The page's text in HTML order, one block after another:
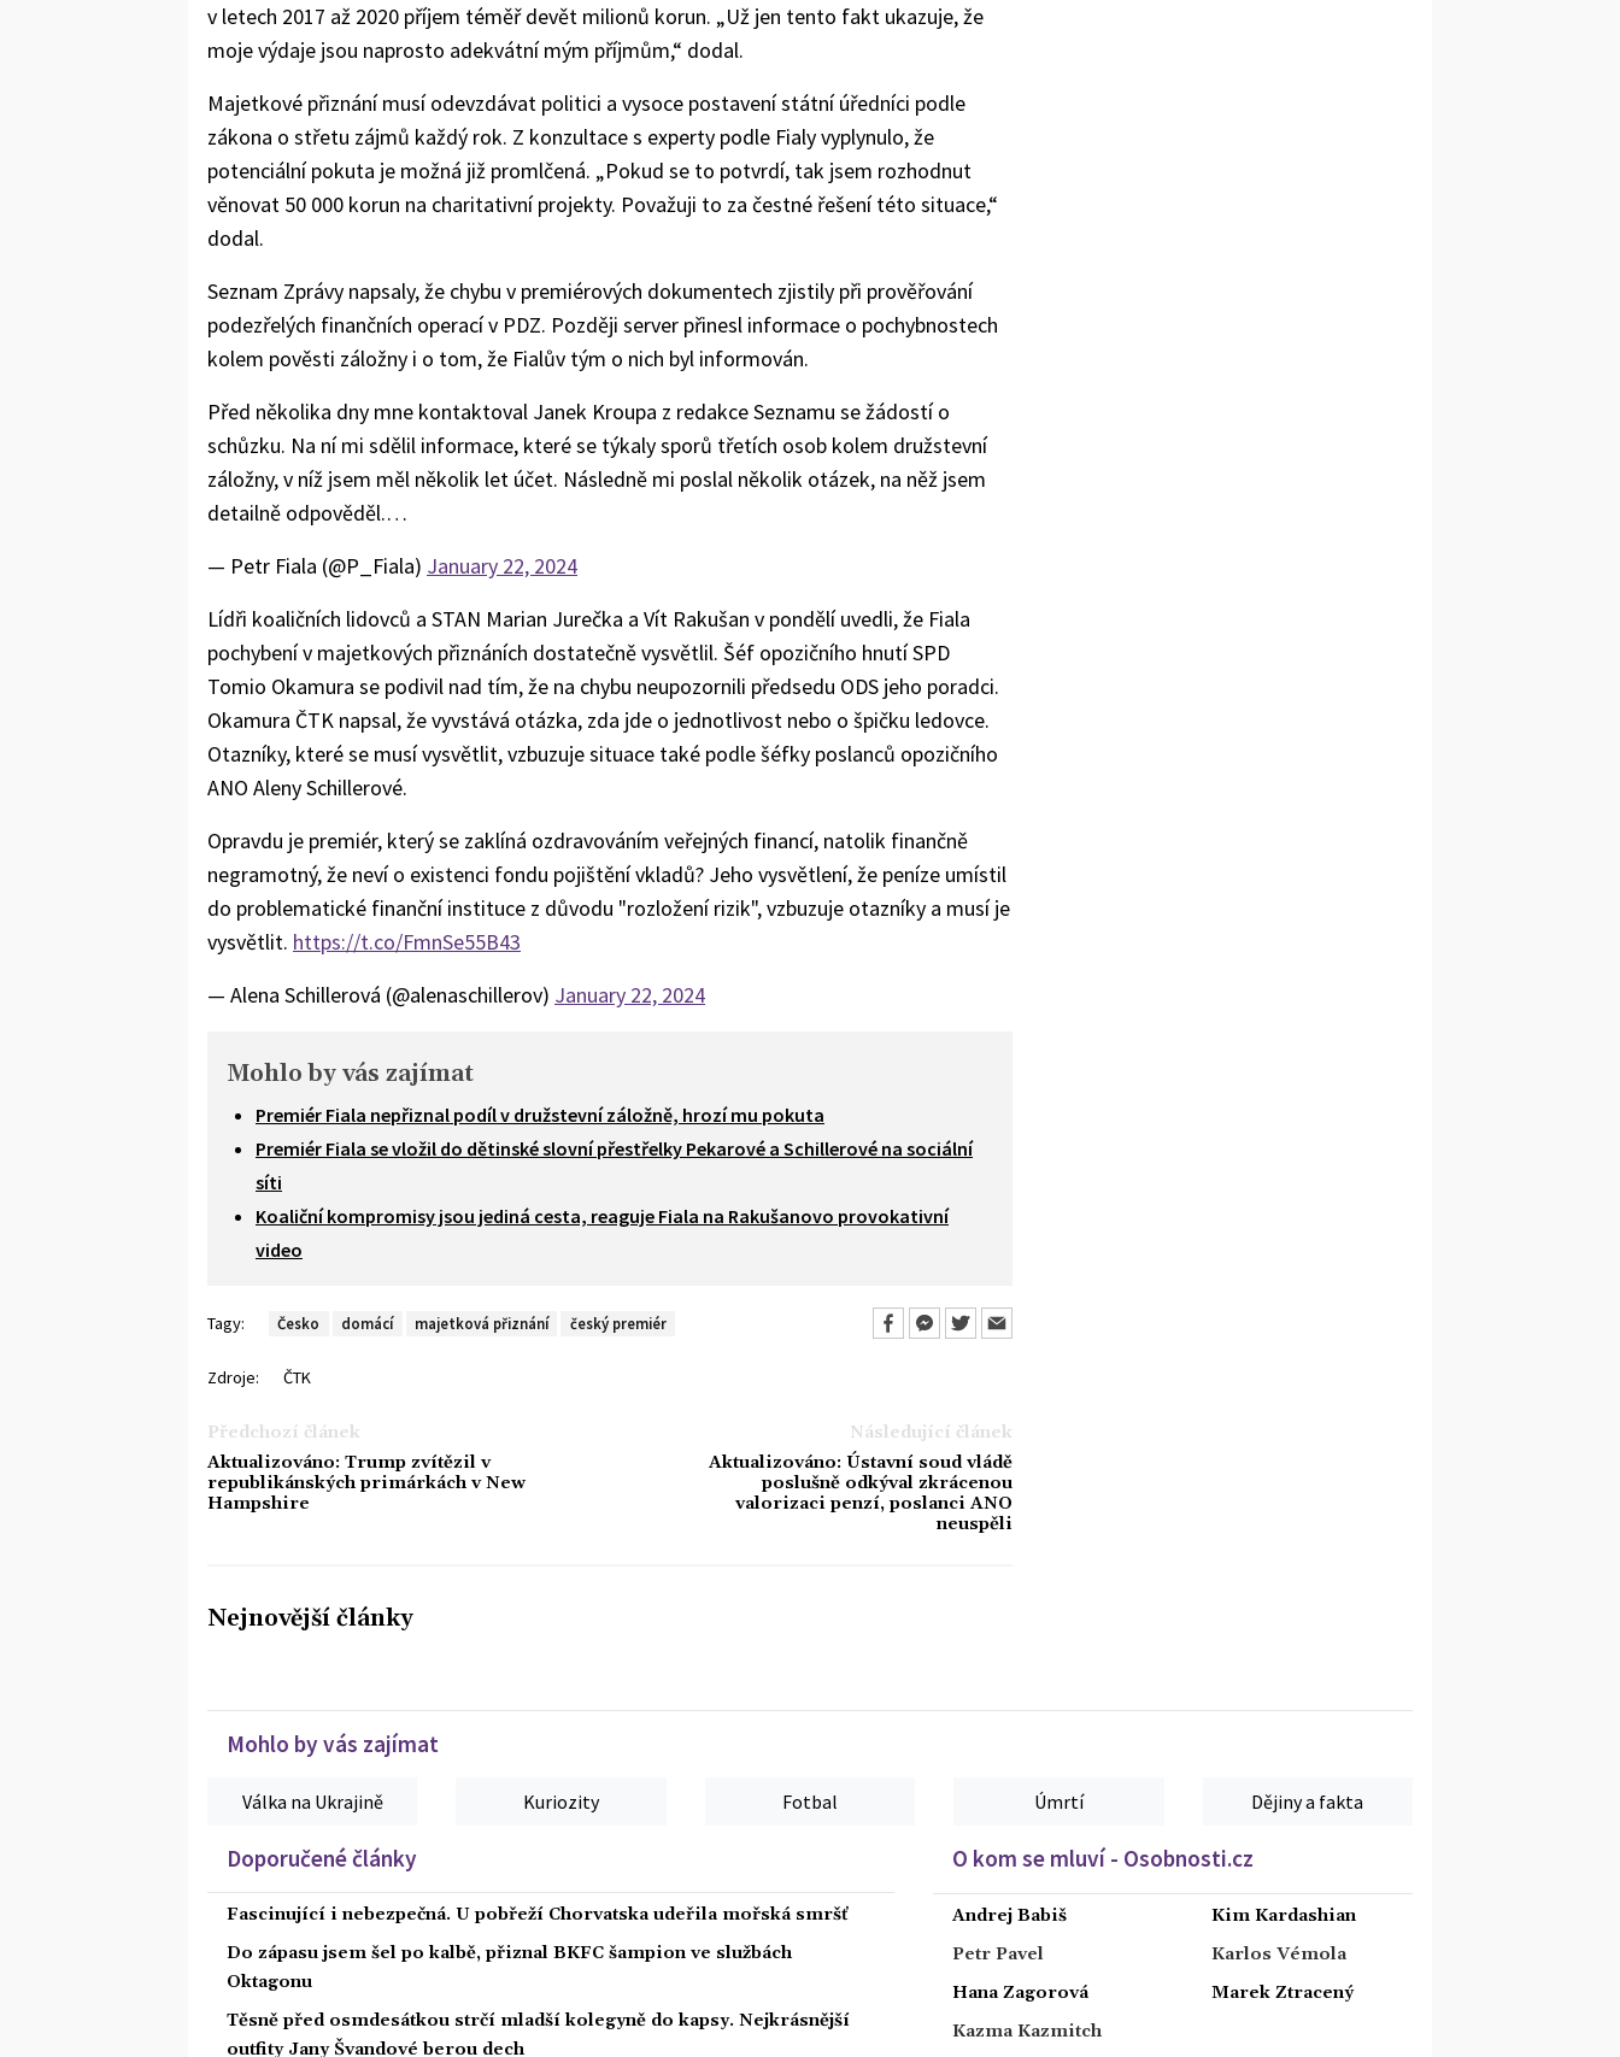
v letech 2017 až 2020 příjem téměř devět milionů korun. „Už jen tento fakt ukazuje, že
moje výdaje jsou naprosto adekvátní mým příjmům,“ dodal.
Majetkové přiznání musí odevzdávat politici a vysoce postavení státní úředníci podle
zákona o střetu zájmů každý rok. Z konzultace s experty podle Fialy vyplynulo, že
potenciální pokuta je možná již promlčená. „Pokud se to potvrdí, tak jsem rozhodnut
věnovat 50 000 korun na charitativní projekty. Považuji to za čestné řešení této situace,“
dodal.
Seznam Zprávy napsaly, že chybu v premiérových dokumentech zjistily při prověřování
podezřelých finančních operací v PDZ. Později server přinesl informace o pochybnostech
kolem pověsti záložny i o tom, že Fialův tým o nich byl informován.
Před několika dny mne kontaktoval Janek Kroupa z redakce Seznamu se žádostí o
schůzku. Na ní mi sdělil informace, které se týkaly sporů třetích osob kolem družstevní
záložny, v níž jsem měl několik let účet. Následně mi poslal několik otázek, na něž jsem
detailně odpověděl.…
— Petr Fiala (@P_Fiala) January 22, 2024
Lídři koaličních lidovců a STAN Marian Jurečka a Vít Rakušan v pondělí uvedli, že Fiala
pochybení v majetkových přiznáních dostatečně vysvětlil. Šéf opozičního hnutí SPD
Tomio Okamura se podivil nad tím, že na chybu neupozornili předsedu ODS jeho poradci.
Okamura ČTK napsal, že vyvstává otázka, zda jde o jednotlivost nebo o špičku ledovce.
Otazníky, které se musí vysvětlit, vzbuzuje situace také podle šéfky poslanců opozičního
ANO Aleny Schillerové.
Opravdu je premiér, který se zaklíná ozdravováním veřejných financí, natolik finančně
negramotný, že neví o existenci fondu pojištění vkladů? Jeho vysvětlení, že peníze umístil
do problematické finanční instituce z důvodu "rozložení rizik", vzbuzuje otazníky a musí je
vysvětlit. https://t.co/FmnSe55B43
— Alena Schillerová (@alenaschillerov) January 22, 2024
Mohlo by vás zajímat
Premiér Fiala nepřiznal podíl v družstevní záložně, hrozí mu pokuta
Premiér Fiala se vložil do dětinské slovní přestřelky Pekarové a Schillerové na sociální
síti
Koaliční kompromisy jsou jediná cesta, reaguje Fiala na Rakušanovo provokativní
video
Tagy: Česko domácí majetková přiznání český premiér
Zdroje: ČTK
Předchozí článek
Aktualizováno: Trump zvítězil v
republikánských primárkách v New
Hampshire
Následující článek
Aktualizováno: Ústavní soud vládě
poslušně odkýval zkrácenou
valorizaci penzí, poslanci ANO
neuspěli
Nejnovější články
Mohlo by vás zajímat
Válka na Ukrajině Kuriozity Fotbal Úmrtí Dějiny a fakta
Doporučené články
Fascinující i nebezpečná. U pobřeží Chorvatska udeřila mořská smršť
Do zápasu jsem šel po kalbě, přiznal BKFC šampion ve službách
Oktagonu
Těsně před osmdesátkou strčí mladší kolegyně do kapsy. Nejkrásnější
outfity Jany Švandové berou dech
O kom se mluví - Osobnosti.cz
Andrej Babiš
Petr Pavel
Hana Zagorová
Kazma Kazmitch
Kim Kardashian
Karlos Vémola
Marek Ztracený